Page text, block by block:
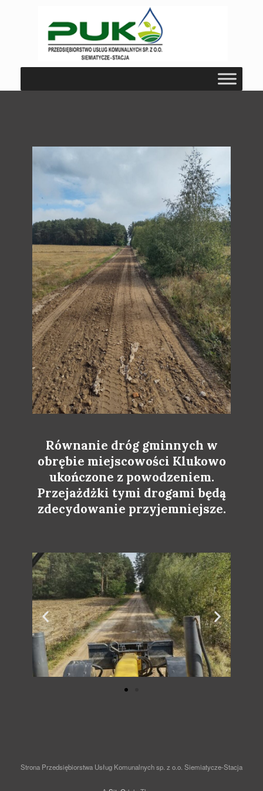
Równanie dróg gminnych w
obrębie miejscowości Klukowo
ukończone z powodzeniem.
Przejażdżki tymi drogami będą
zdecydowanie przyjemniejsze.
Strona Przedsiębiorstwa Usług Komunalnych sp. z o.o. Siemiatycze-Stacja